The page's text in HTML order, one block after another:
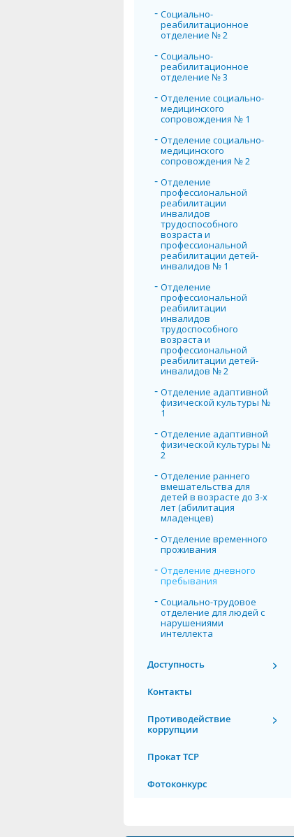
Социально-
реабилитационное
отделение № 2
Социально-
реабилитационное
отделение № 3
Отделение социально-
медицинского
сопровождения № 1
Отделение социально-
медицинского
сопровождения № 2
Отделение
профессиональной
реабилитации
инвалидов
трудоспособного
возраста и
профессиональной
реабилитации детей-
инвалидов № 1
Отделение
профессиональной
реабилитации
инвалидов
трудоспособного
возраста и
профессиональной
реабилитации детей-
инвалидов № 2
Отделение адаптивной
физической культуры №
1
Отделение адаптивной
физической культуры №
2
Отделение раннего
вмешательства для
детей в возрасте до 3-х
лет (абилитация
младенцев)
Отделение временного
проживания
Отделение дневного
пребывания
Социально-трудовое
отделение для людей с
нарушениями
интеллекта
Доступность
Контакты
Противодействие
коррупции
Прокат ТСР
Фотоконкурс